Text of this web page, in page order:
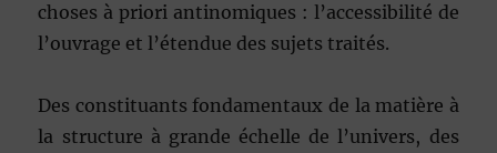
choses à priori antinomiques : l’accessibilité de
l’ouvrage et l’étendue des sujets traités.
Des constituants fondamentaux de la matière à
la structure à grande échelle de l’univers, des